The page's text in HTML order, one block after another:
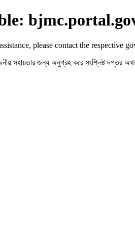
please contact the respective
সহায়তার জন্য অনুগ্রহ করে সংশ্লিষ্ট দপ্তর